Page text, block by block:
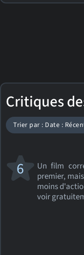
Critiques
Trier par : Date :
Un film
premier,
moins
voir
6